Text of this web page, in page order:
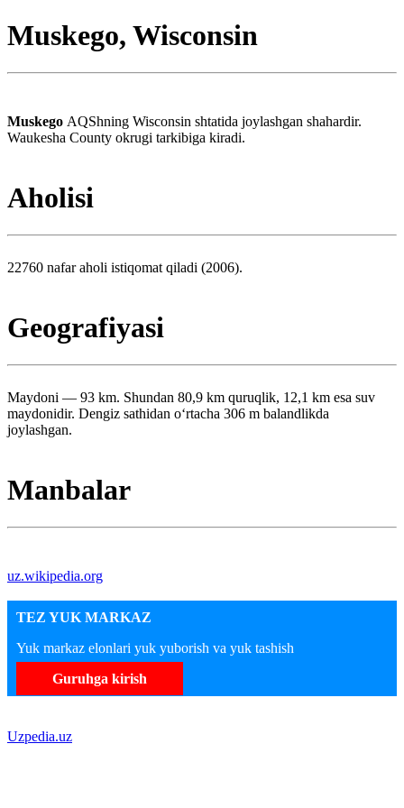
Muskego, Wisconsin
Muskego AQShning Wisconsin shtatida joylashgan shahardir.
Waukesha County okrugi tarkibiga kiradi.
Aholisi
22760 nafar aholi istiqomat qiladi (2006).
Geografiyasi
Maydoni — 93 km. Shundan 80,9 km quruqlik, 12,1 km esa suv
maydonidir. Dengiz sathidan oʻrtacha 306 m balandlikda
joylashgan.
Manbalar
uz.wikipedia.org
TEZ YUK MARKAZ
Yuk markaz elonlari yuk yuborish va yuk tashish
Guruhga kirish
Uzpedia.uz